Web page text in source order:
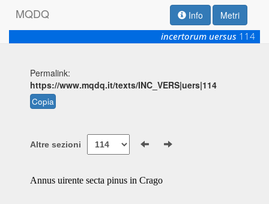
MQDQ Info
Metri
incertorum uersus114
Permalink:
https://www.mqdq.it/texts/INC_VERS|uers|114
Copia
Altre sezioni
Annus uirente secta pinus in Crago